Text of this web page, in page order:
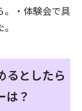
。・体験会で具
るとしたら
は？